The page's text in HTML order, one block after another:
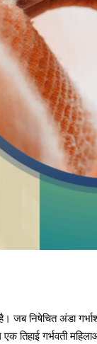
जब निषेचित अंडा
तिहाई गर्भवती